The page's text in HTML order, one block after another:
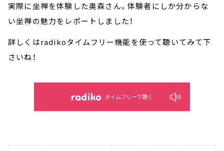
実際に坐禅を体験した奥森さん。体験者にしか分からな
い坐禅の魅力をレポートしました！
詳しくはradikoタイムフリー機能を使って聴いてみて下
さいね！
タイムフリーで聴く